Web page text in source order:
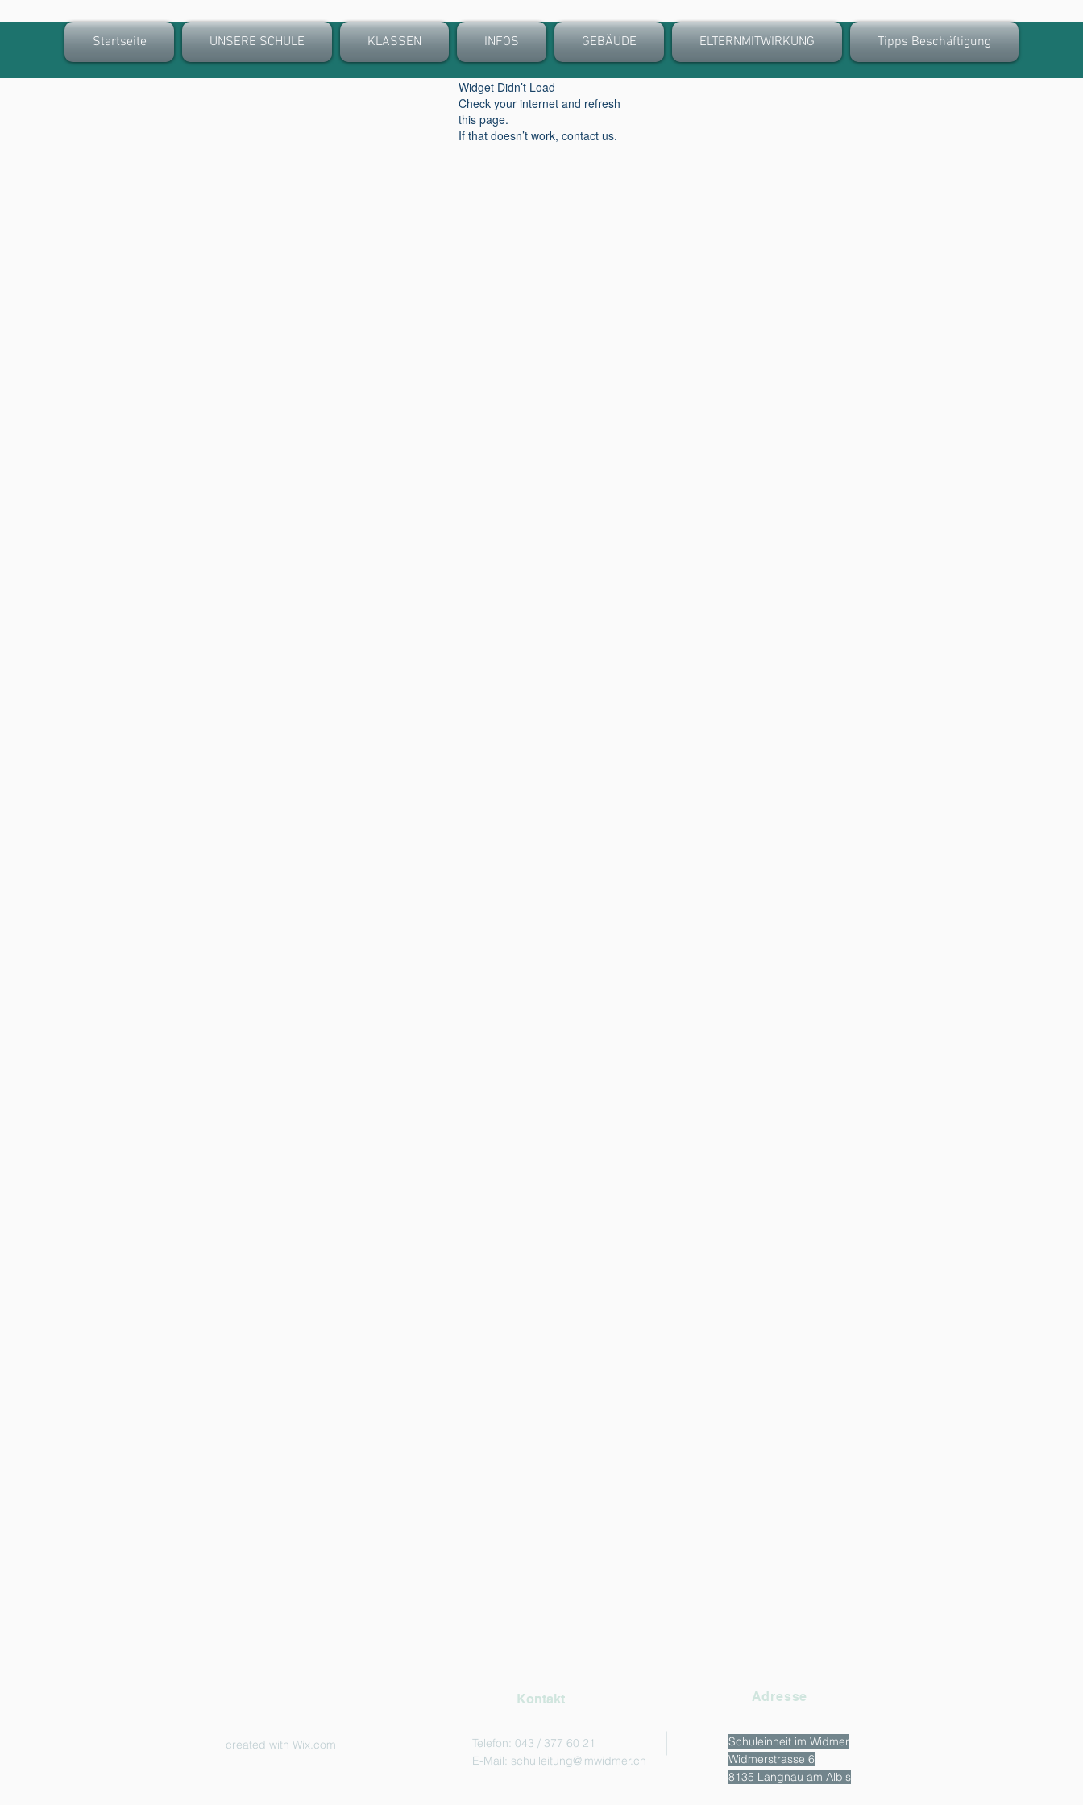
Startseite UNSERE SCHULE KLASSEN INFOS GEBÄUDE ELTERNMITWIRKUNG Tipps Beschäftigung
Widget Didn’t Load
Check your internet and refresh
this page.
If that doesn’t work, contact us.
created with Wix.com
Kontakt
Telefon: 043 / 377 60 21
E-Mail: schulleitung@imwidmer.ch
Adresse
Schuleinheit im Widmer
Widmerstrasse 6
8135 Langnau am Albis